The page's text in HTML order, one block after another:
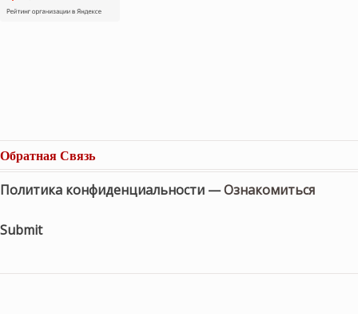
Обратная Связь
Политика конфиденциальности —Ознакомиться
Submit